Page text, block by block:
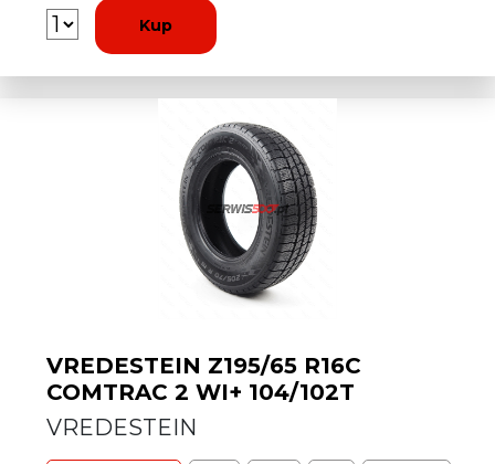
Kup
VREDESTEIN Z195/65 R16C
COMTRAC 2 WI+ 104/102T
VREDESTEIN